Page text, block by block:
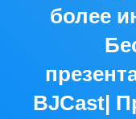
более
BJCast|